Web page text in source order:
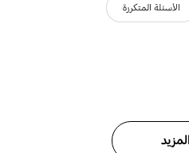
الأسئلة المتكررة